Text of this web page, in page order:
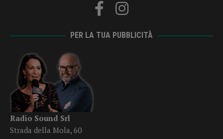
PER LA TUA PUBBLICITÀ
Radio Sound Srl
Strada della Mola, 60